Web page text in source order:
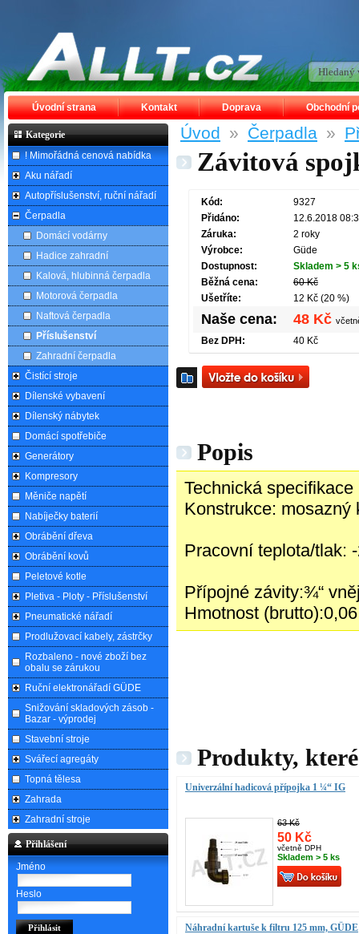
Úvod » Čerpadla »
Závitová
Kód:
9327
Přidáno:
12.6.2018
Záruka:
2 roky
Výrobce:
Güde
Dostupnost:
Skladem > 5
Běžná cena:
60 Kč
Ušetříte:
12 Kč (20 %)
Naše cena: 48 Kč
Bez DPH: 40 Kč
Popis
Technická specifikace
Konstrukce: mosazný
Pracovní teplota/tlak:
Přípojné závity:¾“
Hmotnost
Produkty,
Univerzální hadicová přípojka 1 ¼“ IG
63 Kč
50 Kč
včetně DPH
Skladem > 5 ks
Náhradní kartuše k filtru 125 mm, GÜDE
Úvodní strana Kontakt Doprava Obchodní
Kategorie
! Mimořádná cenová nabídka
Aku nářadí
Autopříslušenství, ruční nářadí
Čerpadla
Domácí vodárny
Hadice zahradní
Kalová, hlubinná čerpadla
Motorová čerpadla
Naftová čerpadla
Příslušenství
Zahradní čerpadla
Čistící stroje
Dílenské vybavení
Dílenský nábytek
Domácí spotřebiče
Generátory
Kompresory
Měniče napětí
Nabíječky baterií
Obrábění dřeva
Obrábění kovů
Peletové kotle
Pletiva - Ploty - Příslušenství
Pneumatické nářadí
Prodlužovací kabely, zástrčky
Rozbaleno - nové zboží bez
obalu se zárukou
Ruční elektronářadí GÜDE
Snižování skladových zásob -
Bazar - výprodej
Stavební stroje
Svářecí agregáty
Topná tělesa
Zahrada
Zahradní stroje
Přihlášení
Jméno
Heslo